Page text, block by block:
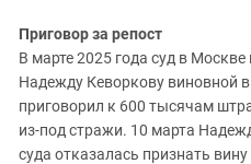
Приговор за репост
В марте 2025 года суд в
Надежду Кеворкову виновной
приговорил к 600 тысячам
из-под стражи. 10 марта
суда отказалась признать